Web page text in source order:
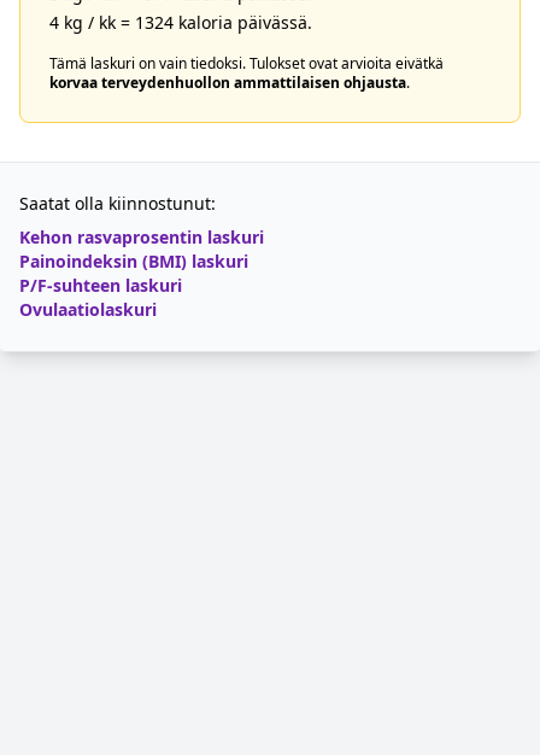
4 kg / kk = 1324 kaloria päivässä.
Tämä laskuri on vain tiedoksi. Tulokset ovat arvioita eivätkä
korvaa terveydenhuollon ammattilaisen ohjausta.
Saatat olla kiinnostunut:
Kehon rasvaprosentin laskuri
Painoindeksin (BMI) laskuri
P/F-suhteen laskuri
Ovulaatiolaskuri